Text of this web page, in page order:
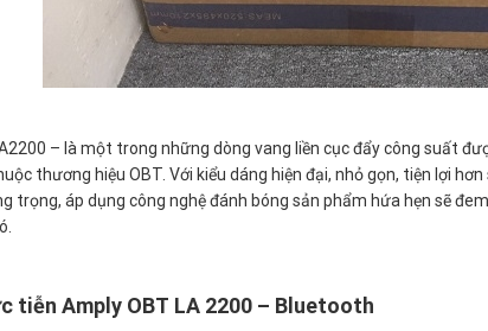
– là một trong những dòng vang liền cục đẩy công suất
thương hiệu OBT. Với kiểu dáng hiện đại, nhỏ gọn, tiện lợi
trọng, áp dụng công nghệ đánh bóng sản phẩm hứa hẹn sẽ
tiễn Amply OBT LA 2200 – Bluetooth